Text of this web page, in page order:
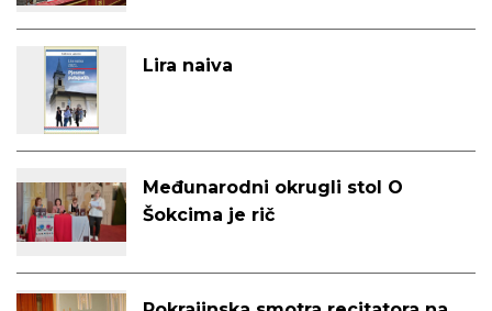
Lira naiva
Međunarodni okrugli stol O
Šokcima je rič